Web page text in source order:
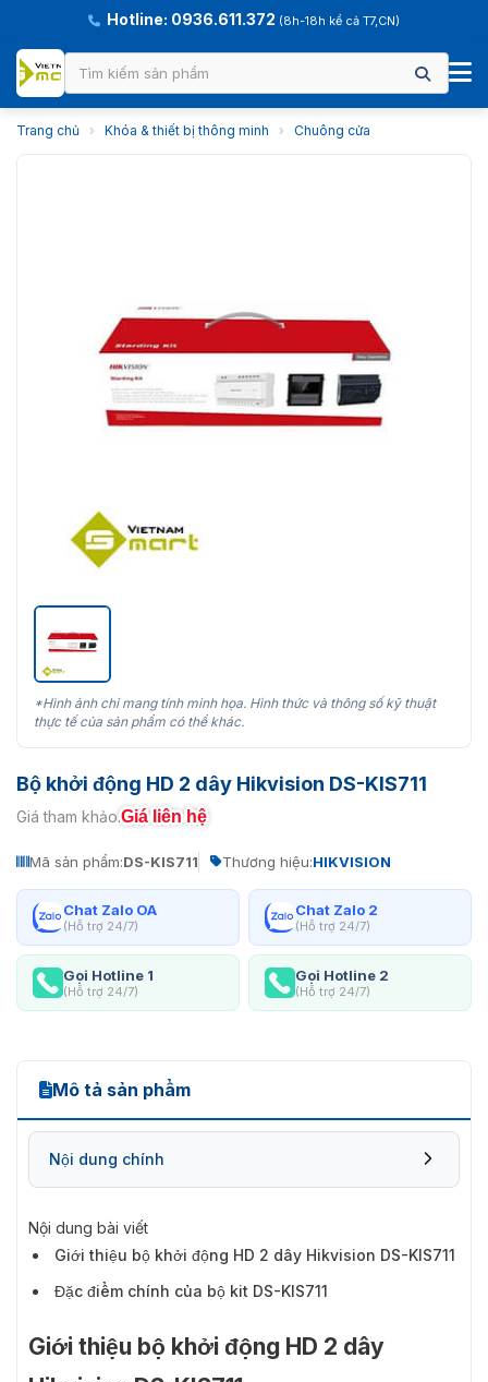
Hotline: 0936.611.372 (8h-18h kể cả T7,CN)
Trang chủ › Khóa & thiết bị thông minh › Chuông cửa
*Hình ảnh chỉ mang tính minh họa. Hình thức và thông số kỹ thuật
thực tế của sản phẩm có thể khác.
Bộ khởi động HD 2 dây Hikvision DS-KIS711
Giá tham khảo:Giá liên hệ
Mã sản phẩm:DS-KIS711 Thương hiệu:HIKVISION
Chat Zalo OA
(Hỗ trợ 24/7)
Chat Zalo 2
(Hỗ trợ 24/7)
Gọi Hotline 1
(Hỗ trợ 24/7)
Gọi Hotline 2
(Hỗ trợ 24/7)
Mô tả sản phẩm
Nội dung chính
Nội dung bài viết
Giới thiệu bộ khởi động HD 2 dây Hikvision DS-KIS711
Đặc điểm chính của bộ kit DS-KIS711
Giới thiệu bộ khởi động HD 2 dây